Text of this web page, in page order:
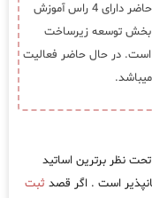
تاسیس و پایه گذاری شد ، این مجموعه در حال حاضر دارای 4 راس آموزش
بخش توسعه زیرساخت
در حال حاضر فعالیت
نظر برترین اساتید
است . اگر قصد ثبت